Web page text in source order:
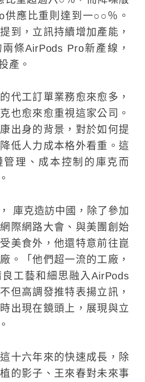
供應比重則達到一○○％。
到，立訊持續增加產能，
條AirPods Pro新產線，
產。
代工訂單業務愈來愈多，
也愈來愈重視這家公司。
出身的背景，對於如何提
低人力成本格外看重。這
管理、成本控制的庫克而
庫克造訪中國，除了參加
際網路大會、與美團創始
美食外，他還特意前往崑
。「他們超一流的工廠，
工藝和細思融入AirPods
但高調發推特表揚立訊，
出現在鏡頭上，展現與立
十六年來的快速成長，除
的影子、王來春對未來事